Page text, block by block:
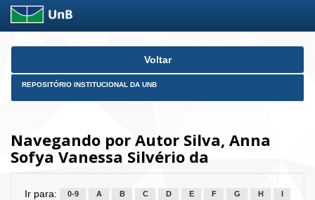
Skip
Voltar
REPOSITÓRIO INSTITUCIONAL DA UNB
Navegando por Autor Silva, Anna
Sofya Vanessa Silvério da
Ir para: 0-9 A B C D E F G H